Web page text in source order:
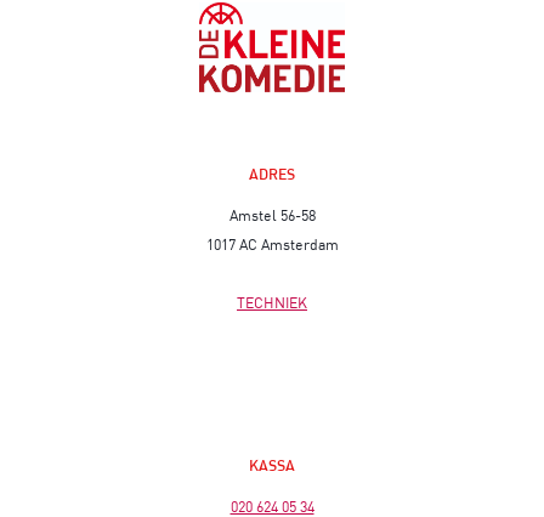
ADRES
Amstel 56-58
1017 AC Amsterdam
TECHNIEK
KASSA
020 624 05 34